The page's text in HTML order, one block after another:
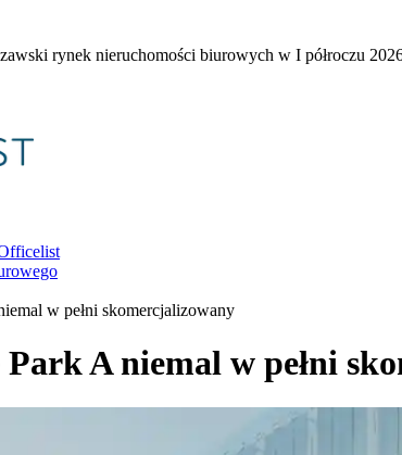
rynek nieruchomości biurowych w I półroczu
w pełni skomercjalizowany
A niemal w pełni